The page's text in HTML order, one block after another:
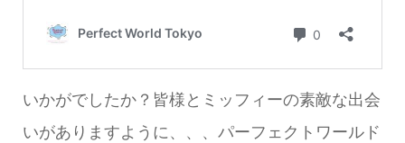
いかがでしたか？皆様とミッフィーの素敵な出会
いがありますように、、、パーフェクトワールド